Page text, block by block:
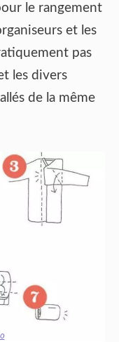
le rangement
et les
pas
les divers
de la même